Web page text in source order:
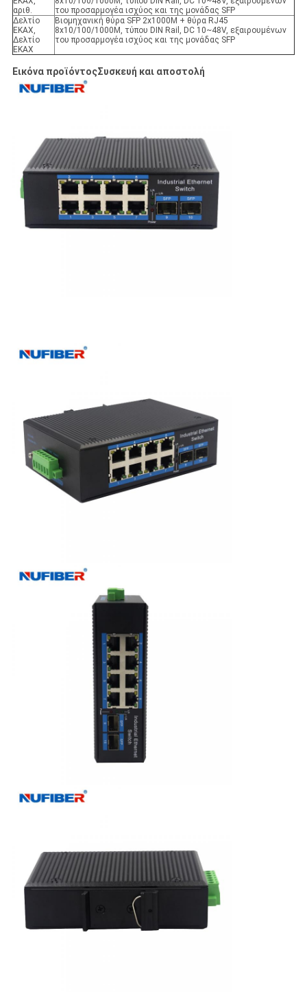
αριθ.
του προσαρμογέα ισχύος και της μονάδας SFP
Δελτίο
ΕΚΑΧ,
Δελτίο
ΕΚΑΧ
Βιομηχανική θύρα SFP 2x1000M + θύρα RJ45
8x10/100/1000M, τύπου DIN Rail, DC 10~48V, εξαιρουμένων
του προσαρμογέα ισχύος και της μονάδας SFP
Εικόνα προϊόντοςΣυσκευή και αποστολή